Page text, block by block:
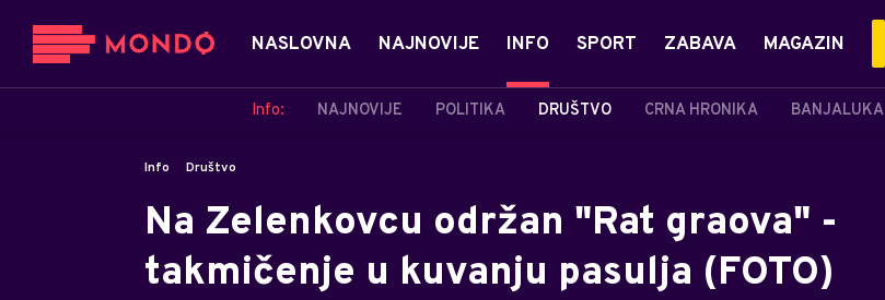
NASLOVNA NAJNOVIJE INFO
Info: NAJNOVIJE POLITIKA DRUŠTVO CRNA HRONIKA BANJALUKA
SPORT ZABAVA MAGAZIN
Info Društvo
Na Zelenkovcu održan "Rat graova" -
takmičenje u kuvanju pasulja (FOTO)